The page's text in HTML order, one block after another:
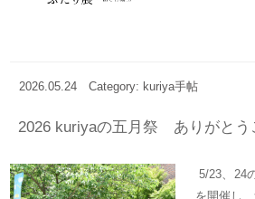
2026.05.24 Category: kuriya手帖
2026 kuriyaの五月祭 ありがとう
5/23、24
を開催し、